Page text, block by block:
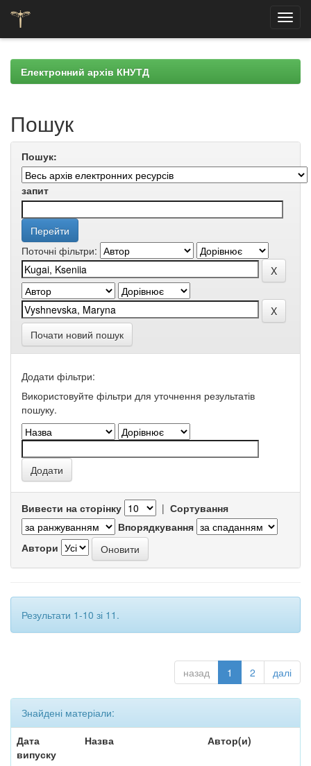
navigationЕлектронний архів КНУТД
Пошук
Пошук:
запит
Поточні фільтри:
Почати новий пошук
Додати фільтри:
Використовуйте фільтри для уточнення результатів
пошуку.
Вивести на сторінку | Сортування
Впорядкування
Автори
Результати 1-10 зі 11.
назад 1 2 далі
Знайдені матеріали:
Дата
випуску
Назва Автор(и)